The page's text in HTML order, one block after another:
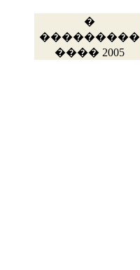
�
���������
���� 2005